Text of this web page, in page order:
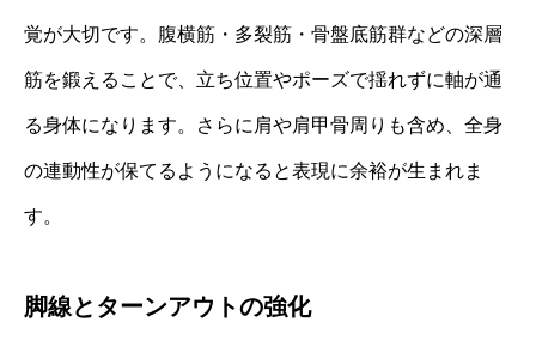
覚が大切です。腹横筋・多裂筋・骨盤底筋群などの深層
筋を鍛えることで、立ち位置やポーズで揺れずに軸が通
る身体になります。さらに肩や肩甲骨周りも含め、全身
の連動性が保てるようになると表現に余裕が生まれま
す。
脚線とターンアウトの強化